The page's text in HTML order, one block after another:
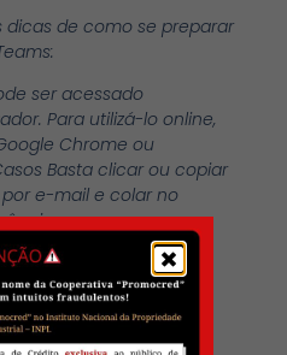
dicas de como se preparar
ser acessado
Para utilizá-lo online,
Chrome ou
Basta clicar ou copiar
e-mail e colar no
acesse a loja de
(play store para
IOS) e busque por